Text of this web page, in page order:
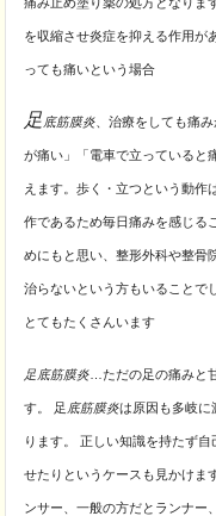
を収縮させ炎症を抑える作用が
っても痛いという場合
足 底筋膜炎 、治療をしても痛
が痛い」「電車で立っていると
えます。歩く・立つという動作
作であるため毎日痛みを感じる
めにもと思い、整形外科や整骨
治らないという方もいることで
とてもたくさんいます
足底筋膜炎 …ただの足の痛みと
す。 足 底筋膜炎は原因も多岐に
ります。 正しい知識を持たず
せたりというケースも見かけま
ンサー、一般の方だとランナー